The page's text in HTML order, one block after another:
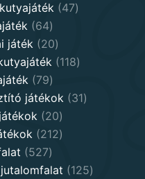
products4747
6464
products
játék 2020
products
118118
7979
products
játékok 3131
2020
products
212212
527527
products
125125